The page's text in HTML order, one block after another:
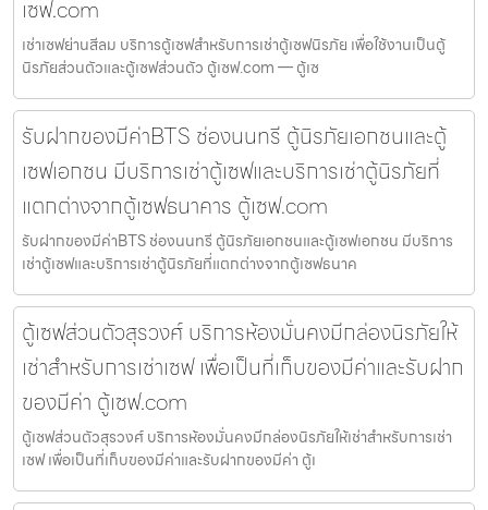
เซฟ.com
เช่าเซฟย่านสีลม บริการตู้เซฟสำหรับการเช่าตู้เซฟนิรภัย เพื่อใช้งานเป็นตู้
นิรภัยส่วนตัวและตู้เซฟส่วนตัว ตู้เซฟ.com — ตู้เซ
รับฝากของมีค่าBTS ช่องนนทรี ตู้นิรภัยเอกชนและตู้
เซฟเอกชน มีบริการเช่าตู้เซฟและบริการเช่าตู้นิรภัยที่
แตกต่างจากตู้เซฟธนาคาร ตู้เซฟ.com
รับฝากของมีค่าBTS ช่องนนทรี ตู้นิรภัยเอกชนและตู้เซฟเอกชน มีบริการ
เช่าตู้เซฟและบริการเช่าตู้นิรภัยที่แตกต่างจากตู้เซฟธนาค
ตู้เซฟส่วนตัวสุรวงศ์ บริการห้องมั่นคงมีกล่องนิรภัยให้
เช่าสำหรับการเช่าเซฟ เพื่อเป็นที่เก็บของมีค่าและรับฝาก
ของมีค่า ตู้เซฟ.com
ตู้เซฟส่วนตัวสุรวงศ์ บริการห้องมั่นคงมีกล่องนิรภัยให้เช่าสำหรับการเช่า
เซฟ เพื่อเป็นที่เก็บของมีค่าและรับฝากของมีค่า ตู้เ